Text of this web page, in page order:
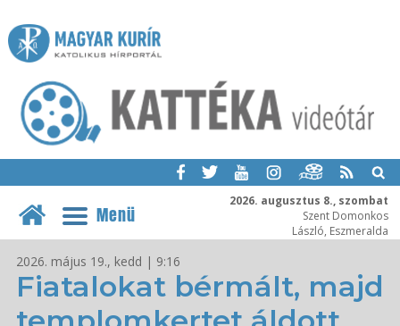
2026. augusztus 8., szombat
Szent Domonkos
László, Eszmeralda
Menü
2026. május 19., kedd | 9:16
Fiatalokat bérmált, majd